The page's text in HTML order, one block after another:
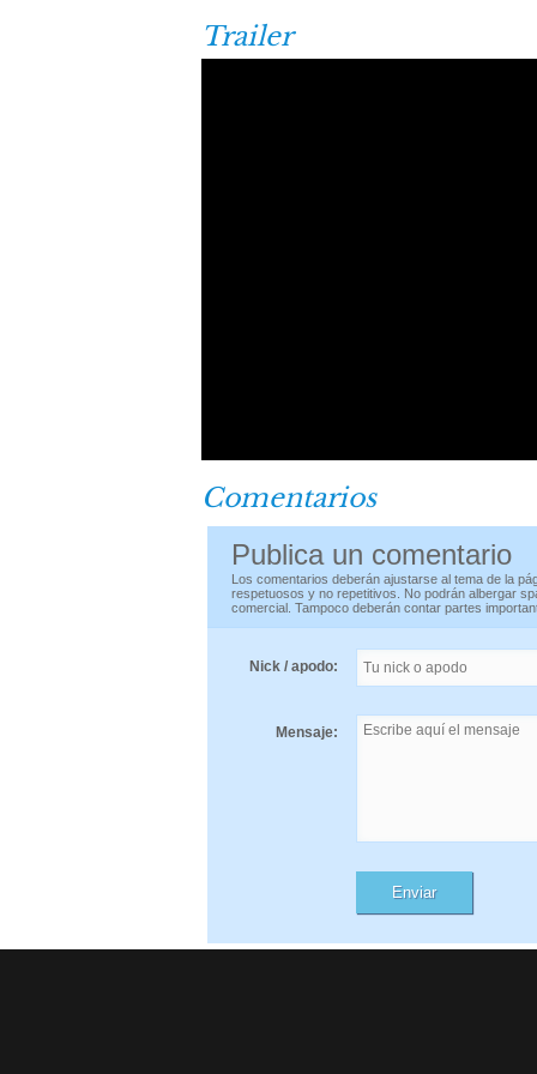
Trailer
Comentarios
Publica un comentario
Los comentarios deberán ajustarse al tema de la
respetuosos y no repetitivos. No podrán albergar
comercial. Tampoco deberán contar partes
Nick / apodo:
Mensaje: